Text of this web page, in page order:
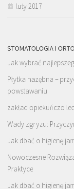
luty 2017
STOMATOLOGIA I
Jak wybrać
Płytka nazębna –
powstawaniu
zakład opiekuńczo
Wady zgryzu:
Jak dbać o higienę
Nowoczesne
Praktyce
Jak dbać o higienę